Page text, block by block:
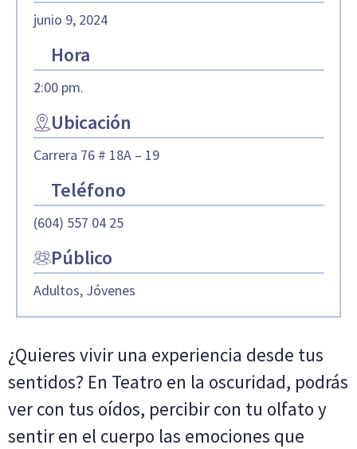
junio 9, 2024
Hora
2:00 pm.
Ubicación
Carrera 76 # 18A – 19
Teléfono
(604) 557 04 25
Público
Adultos, Jóvenes
¿Quieres vivir una experiencia desde tus
sentidos? En Teatro en la oscuridad, podrás
ver con tus oídos, percibir con tu olfato y
sentir en el cuerpo las emociones que